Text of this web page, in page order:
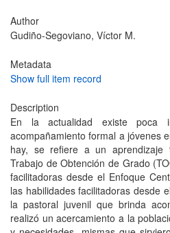
Author
Gudiño-Segoviano, Víctor M.
Metadata
Show full item record
Description
En la actualidad existe poca
acompañamiento formal a jóvenes
hay, se refiere a un aprendizaje
Trabajo de Obtención de Grado
facilitadoras desde el Enfoque
las habilidades facilitadoras desde
la pastoral juvenil que brinda
realizó un acercamiento a la